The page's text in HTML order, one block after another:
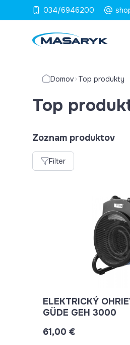
034/6946200
Domov Top produkty
Top
Zoznam produktov
Filter
ELEKTRICKÝ
GÜDE GEH 3000
61,00 €